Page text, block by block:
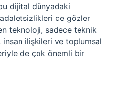
dijital dünyadaki
de gözler
teknoloji, sadece teknik
insan ilişkileri ve toplumsal
de çok önemli bir